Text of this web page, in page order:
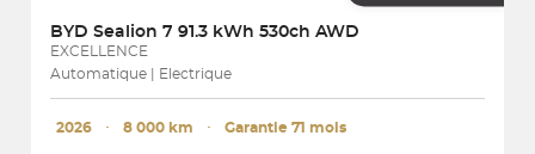
BYD Sealion 7 91.3 kWh 530ch AWD
EXCELLENCE
Automatique | Electrique
2026 ･ 8 000 km ･ Garantie 71 mois